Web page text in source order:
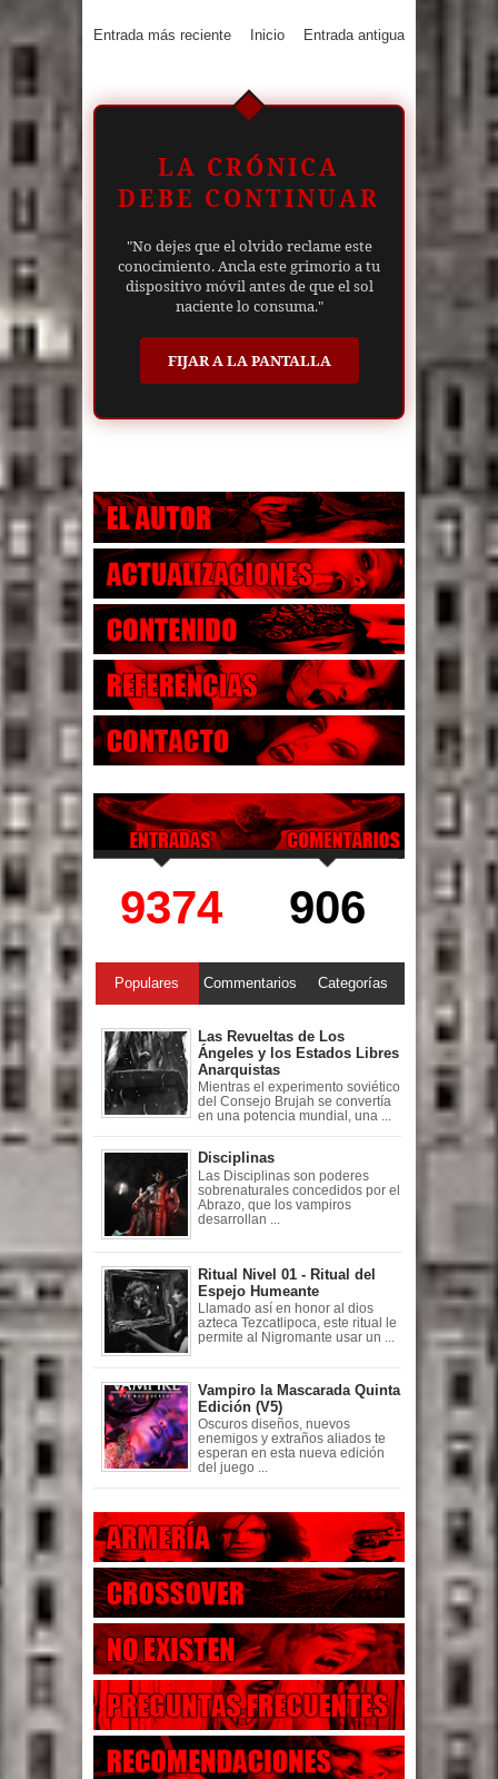
Entrada más reciente Entrada antigua
Inicio
LA CRÓNICA
DEBE CONTINUAR
"No dejes que el olvido reclame este
conocimiento. Ancla este grimorio a tu
dispositivo móvil antes de que el sol
naciente lo consuma."
FIJAR A LA PANTALLA
9374 906
Populares Commentarios Categorías
Las Revueltas de Los
Ángeles y los Estados Libres
Anarquistas
Mientras el experimento soviético
del Consejo Brujah se convertía
en una potencia mundial, una ...
Disciplinas
Las Disciplinas son poderes
sobrenaturales concedidos por el
Abrazo, que los vampiros
desarrollan ...
Ritual Nivel 01 - Ritual del
Espejo Humeante
Llamado así en honor al dios
azteca Tezcatlipoca, este ritual le
permite al Nigromante usar un ...
Vampiro la Mascarada Quinta
Edición (V5)
Oscuros diseños, nuevos
enemigos y extraños aliados te
esperan en esta nueva edición
del juego ...